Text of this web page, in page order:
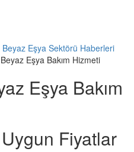
Eşya Sektörü Haberleri
Eşya Bakım Hizmeti
Eşya Bakım
Fiyatlar